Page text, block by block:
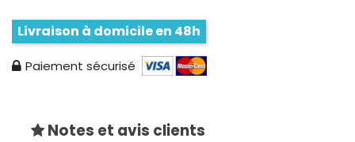
Livraison à domicile en 48h
Paiement sécurisé
Notes et avis clients